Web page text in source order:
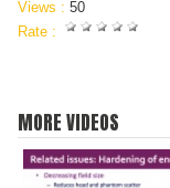
Views : 50
Rate :
MORE VIDEOS